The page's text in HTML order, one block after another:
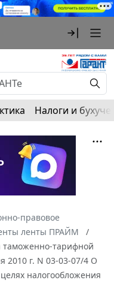
Налоги и
правовое
ленты ПРАЙМ
таможенно-тарифной
2010 г. N 03-03-07/4 О
налогообложения